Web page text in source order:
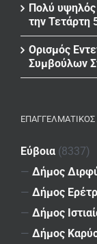
Πολύ υψηλός
την Τετάρτη
Ορισμός
Συμβούλων
Εύβοια (8337)
— Δήμος
— Δήμος
— Δήμος
— Δήμος